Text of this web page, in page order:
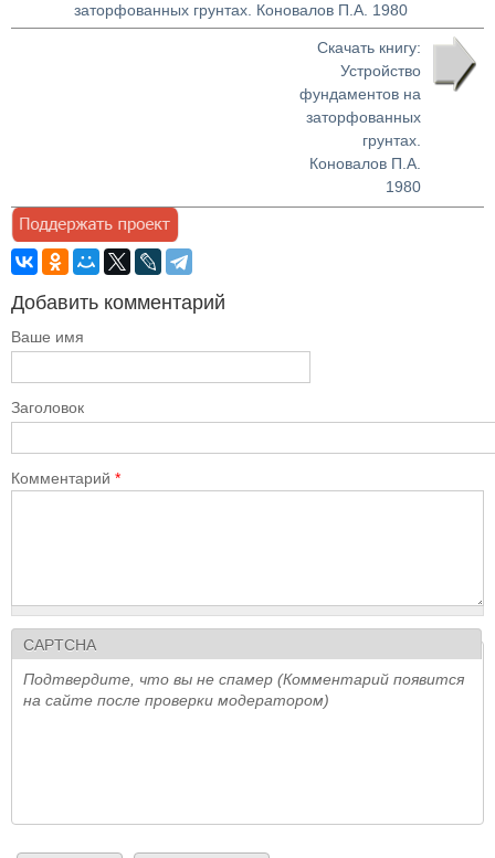
заторфованных грунтах. Коновалов П.А. 1980
Скачать книгу:
Устройство
фундаментов на
заторфованных
грунтах.
Коновалов П.А.
1980
Добавить комментарий
Ваше имя
Заголовок
Комментарий *
CAPTCHA
Подтвердите, что вы не спамер (Комментарий появится
на сайте после проверки модератором)